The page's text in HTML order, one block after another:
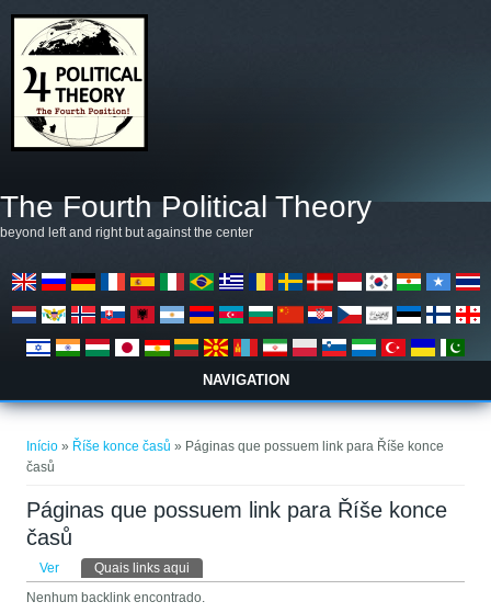
The Fourth Political Theory
beyond left and right but against the center
NAVIGATION
Você está aqui
Início » Říše konce časů » Páginas que possuem link para Říše konce
časů
Páginas que possuem link para Říše konce
časů
Abas primárias
Ver Quais links aqui
Nenhum backlink encontrado.